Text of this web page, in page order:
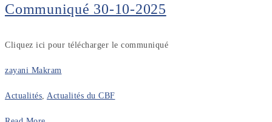
Communiqué 30-10-2025
Cliquez ici pour télécharger le communiqué
zayani Makram
Actualités Actualités du CBF